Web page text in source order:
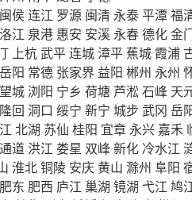
闽侯连江 罗源 闽清 永泰平潭福
洛江 泉港 惠安 安溪 永春德化金
上杭武平连城 漳平 蕉城 霞浦
岳阳 常德 张家界 益阳 郴州 永州
望城 浏阳 宁乡 荷塘 芦淞石峰 天
隆回 洞口 绥宁 新宁 城步 武冈 岳
北湖 苏仙 桂阳 宜章 永兴 嘉禾
通道 洪江 娄星 双峰 新化 冷水江
淮北铜陵 安庆黄山 滁州 阜阳
肥东 肥西 庐江 巢湖 镜湖 弋江 鸠